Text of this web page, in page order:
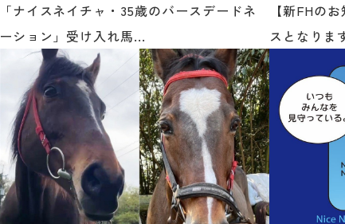
「ナイスネイチャ・35歳のバースデードネ
ーション」受け入れ馬...
【新FHの
スとなりま